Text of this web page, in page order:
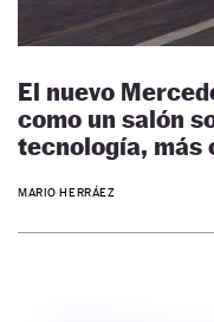
El nuevo
como un salón
tecnología, más
MARIO HERRÁEZ